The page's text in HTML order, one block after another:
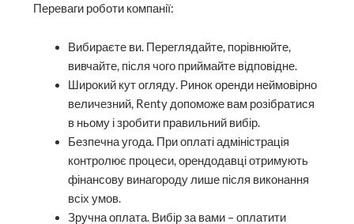
Переваги роботи компанії:
Вибираєте ви. Переглядайте, порівнюйте,
вивчайте, після чого приймайте відповідне.
Широкий кут огляду. Ринок оренди неймовірно
величезний, Renty допоможе вам розібратися
в ньому і зробити правильний вибір.
Безпечна угода. При оплаті адміністрація
контролює процеси, орендодавці отримують
фінансову винагороду лише після виконання
всіх умов.
Зручна оплата. Вибір за вами – оплатити